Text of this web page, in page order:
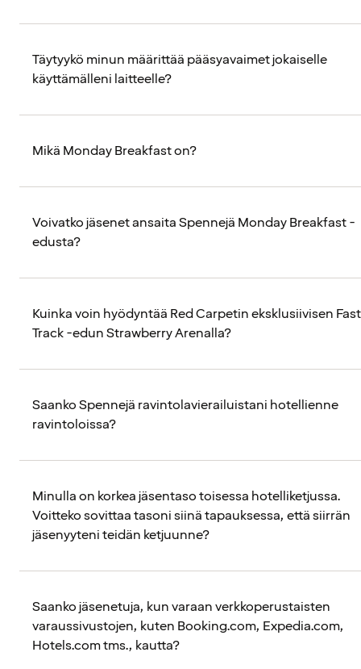
Täytyykö minun määrittää pääsyavaimet jokaiselle
käyttämälleni laitteelle?
Mikä Monday Breakfast on?
Voivatko jäsenet ansaita Spennejä Monday Breakfast -
edusta?
Kuinka voin hyödyntää Red Carpetin eksklusiivisen Fast
Track -edun Strawberry Arenalla?
Saanko Spennejä ravintolavierailuistani hotellienne
ravintoloissa?
Minulla on korkea jäsentaso toisessa hotelliketjussa.
Voitteko sovittaa tasoni siinä tapauksessa, että siirrän
jäsenyyteni teidän ketjuunne?
Saanko jäsenetuja, kun varaan verkkoperustaisten
varaussivustojen, kuten Booking.com, Expedia.com,
Hotels.com tms., kautta?